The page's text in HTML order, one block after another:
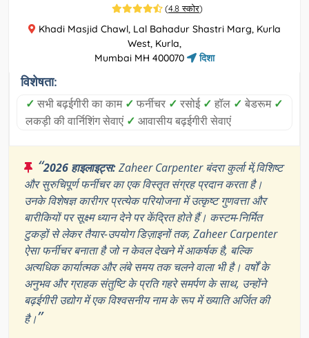
(4.8 स्कोर)
Khadi Masjid Chawl, Lal Bahadur Shastri Marg, Kurla
West, Kurla,
Mumbai MH 400070
दिशा
विशेषता:
✓ सभी बढ़ईगीरी का काम ✓ फर्नीचर ✓ रसोई ✓ हॉल ✓ बेडरूम ✓
लकड़ी की वार्निशिंग सेवाएं ✓ आवासीय बढ़ईगीरी सेवाएं
“2026 हाइलाइट्स:Zaheer Carpenter बंदरा कुर्ला में,विशिष्ट
और सुरुचिपूर्ण फर्नीचर का एक विस्तृत संग्रह प्रदान करता है।
उनके विशेषज्ञ कारीगर प्रत्येक परियोजना में उत्कृष्ट गुणवत्ता और
बारीकियों पर सूक्ष्म ध्यान देने पर केंद्रित होते हैं। कस्टम-निर्मित
टुकड़ों से लेकर तैयार-उपयोग डिज़ाइनों तक, Zaheer Carpenter
ऐसा फर्नीचर बनाता है जो न केवल देखने में आकर्षक है, बल्कि
अत्यधिक कार्यात्मक और लंबे समय तक चलने वाला भी है। वर्षों के
अनुभव और ग्राहक संतुष्टि के प्रति गहरे समर्पण के साथ, उन्होंने
बढ़ईगीरी उद्योग में एक विश्वसनीय नाम के रूप में ख्याति अर्जित की
है।”